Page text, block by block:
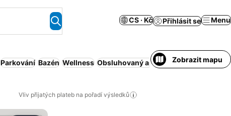
CS · Kč Přihlásit se Menu
Parkování Bazén Wellness Obsluhovaný apartmán Domácí
Zobrazit mapu
Vliv přijatých plateb na pořadí výsledků